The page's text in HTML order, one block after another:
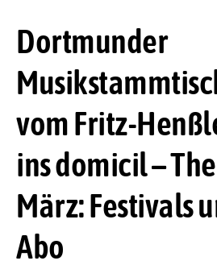
Dortmunder
vom Fritz-
ins domicil –
März: Festivals
Abo